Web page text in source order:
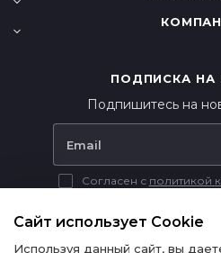
ПОДПИСКА НА
Подпишитесь на
Согласен с политикой
информационный характер и ни при
публичной офертой в соответствии с п. 2
Сайт использует Cookie
Используя данный сайт, вы